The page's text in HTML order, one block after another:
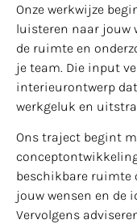
Onze werkwijze
luisteren naar jouw
de ruimte en
je team. Die input
interieurontwerp
werkgeluk en
Ons traject begint
beschikbare ruimte
jouw wensen en de
Vervolgens